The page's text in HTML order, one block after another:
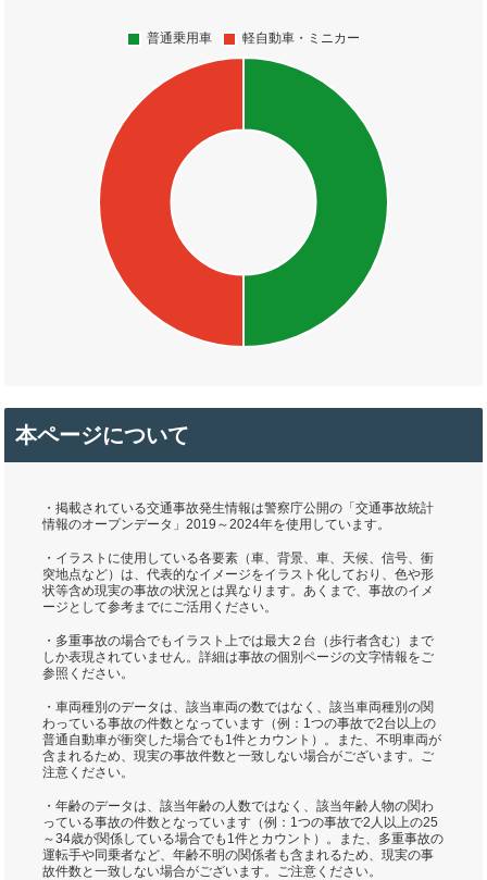
本ページについて
・掲載されている交通事故発生情報は警察庁公開の「交通事故統計
情報のオープンデータ」2019～2024年を使用しています。
・イラストに使用している各要素（車、背景、車、天候、信号、衝
突地点など）は、代表的なイメージをイラスト化しており、色や形
状等含め現実の事故の状況とは異なります。あくまで、事故のイメ
ージとして参考までにご活用ください。
・多重事故の場合でもイラスト上では最大２台（歩行者含む）まで
しか表現されていません。詳細は事故の個別ページの文字情報をご
参照ください。
・車両種別のデータは、該当車両の数ではなく、該当車両種別の関
わっている事故の件数となっています（例：1つの事故で2台以上の
普通自動車が衝突した場合でも1件とカウント）。また、不明車両が
含まれるため、現実の事故件数と一致しない場合がございます。ご
注意ください。
・年齢のデータは、該当年齢の人数ではなく、該当年齢人物の関わ
っている事故の件数となっています（例：1つの事故で2人以上の25
～34歳が関係している場合でも1件とカウント）。また、多重事故の
運転手や同乗者など、年齢不明の関係者も含まれるため、現実の事
故件数と一致しない場合がございます。ご注意ください。